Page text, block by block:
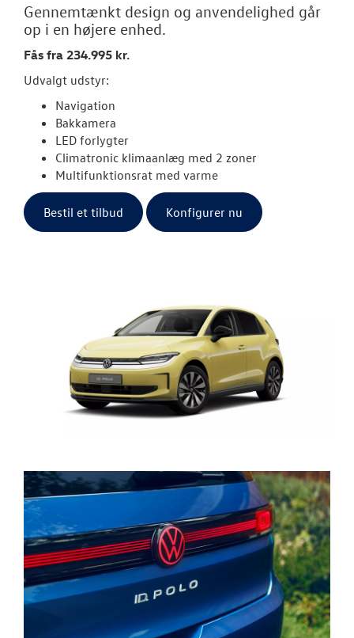
Gennemtænkt design og anvendelighed går
op i en højere enhed.
Fås fra 234.995 kr.
Udvalgt udstyr:
Navigation
Bakkamera
LED forlygter
Climatronic klimaanlæg med 2 zoner
Multifunktionsrat med varme
Bestil et tilbud Konfigurer nu